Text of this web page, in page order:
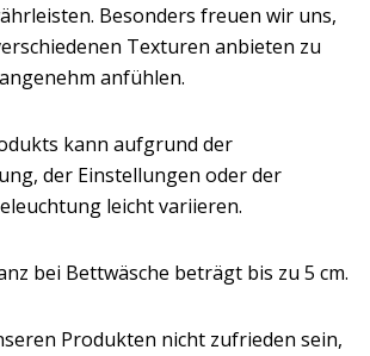
Besonders freuen wir uns,
Texturen anbieten zu
anfühlen.
kann aufgrund der
der Einstellungen oder der
leicht variieren.
bei Bettwäsche beträgt bis zu 5 cm.
Produkten nicht zufrieden sein,